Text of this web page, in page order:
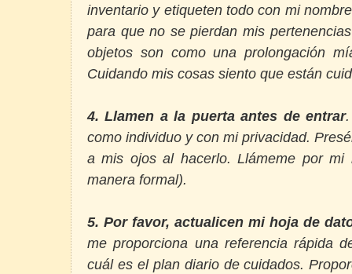
inventario y etiqueten todo con mi
para que no se pierdan mis
objetos son como una prolongación
Cuidando mis cosas siento que están
4. Llamen a la puerta antes de entrar
como individuo y con mi privacidad.
a mis ojos al hacerlo. Llámeme por mi
manera formal).
5. Por favor, actualicen mi hoja de
me proporciona una referencia rápida
cuál es el plan diario de cuidados.